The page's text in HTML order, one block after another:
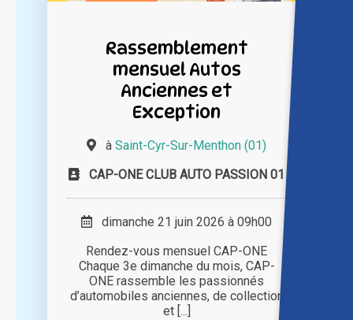
Rassemblement
mensuel Autos
Anciennes et
Exception
à Saint-Cyr-Sur-Menthon (01)
CAP-ONE CLUB AUTO PASSION 01
dimanche 21 juin 2026 à 09h00
Rendez-vous mensuel CAP-ONE
Chaque 3e dimanche du mois, CAP-
ONE rassemble les passionnés
d’automobiles anciennes, de collection
et [...]